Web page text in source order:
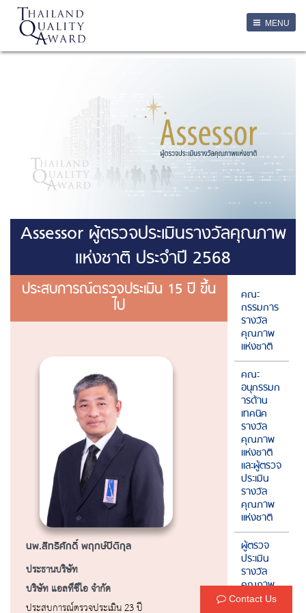
MENU
Assessor ผู้ตรวจประเมินรางวัลคุณภาพ
แห่งชาติ ประจำปี 2568
ประสบการณ์ตรวจประเมิน 15 ปี ขึ้น
ไป
นพ.สิทธิศักดิ์ พฤกษ์ปิติกุล
ประธานบริษัท
บริษัท แอลทีซีไอ จำกัด
ประสบการณ์ตรวจประเมิน 23 ปี
คณะ
กรรมการ
รางวัล
คุณภาพ
แห่งชาติ
คณะ
อนุกรรมก
ารด้าน
เทคนิค
รางวัล
คุณภาพ
แห่งชาติ
และผู้ตรวจ
ประเมิน
รางวัล
คุณภาพ
แห่งชาติ
ผู้ตรวจ
ประเมิน
รางวัล
คุณภาพ
แห่งชาติ
Contact Us
Remember Me
ลืมรหัสผ่าน
SERVICES